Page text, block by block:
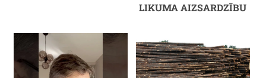
LIKUMA AIZSARDZĪBU